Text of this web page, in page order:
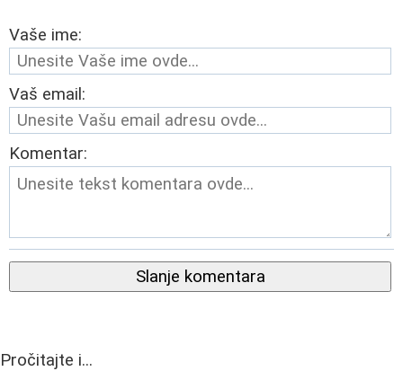
Vaše ime:
Vaš email:
Komentar:
Slanje komentara
Pročitajte i...